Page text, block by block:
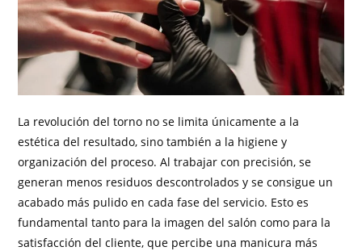
La revolución del torno no se limita únicamente a la
estética del resultado, sino también a la higiene y
organización del proceso. Al trabajar con precisión, se
generan menos residuos descontrolados y se consigue un
acabado más pulido en cada fase del servicio. Esto es
fundamental tanto para la imagen del salón como para la
satisfacción del cliente, que percibe una manicura más